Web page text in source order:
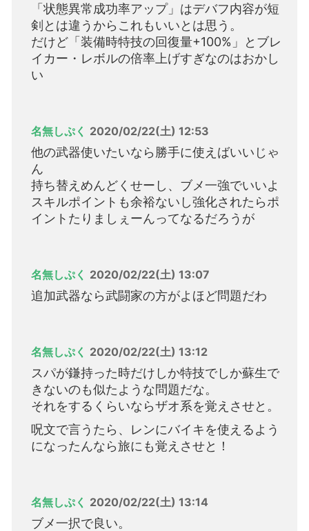
「状態異常成功率アップ」はデバフ内容が短
剣とは違うからこれもいいとは思う。
だけど「装備時特技の回復量+100%」とブレ
イカー・レボルの倍率上げすぎなのはおかし
い
名無しぷく 2020/02/22(土) 12:53
他の武器使いたいなら勝手に使えばいいじゃ
ん
持ち替えめんどくせーし、ブメ一強でいいよ
スキルポイントも余裕ないし強化されたらポ
イントたりましぇーんってなるだろうが
名無しぷく 2020/02/22(土) 13:07
追加武器なら武闘家の方がよほど問題だわ
名無しぷく 2020/02/22(土) 13:12
スパが鎌持った時だけしか特技でしか蘇生で
きないのも似たような問題だな。
それをするくらいならザオ系を覚えさせと。
呪文で言うたら、レンにバイキを使えるよう
になったんなら旅にも覚えさせと！
名無しぷく 2020/02/22(土) 13:14
ブメ一択で良い。